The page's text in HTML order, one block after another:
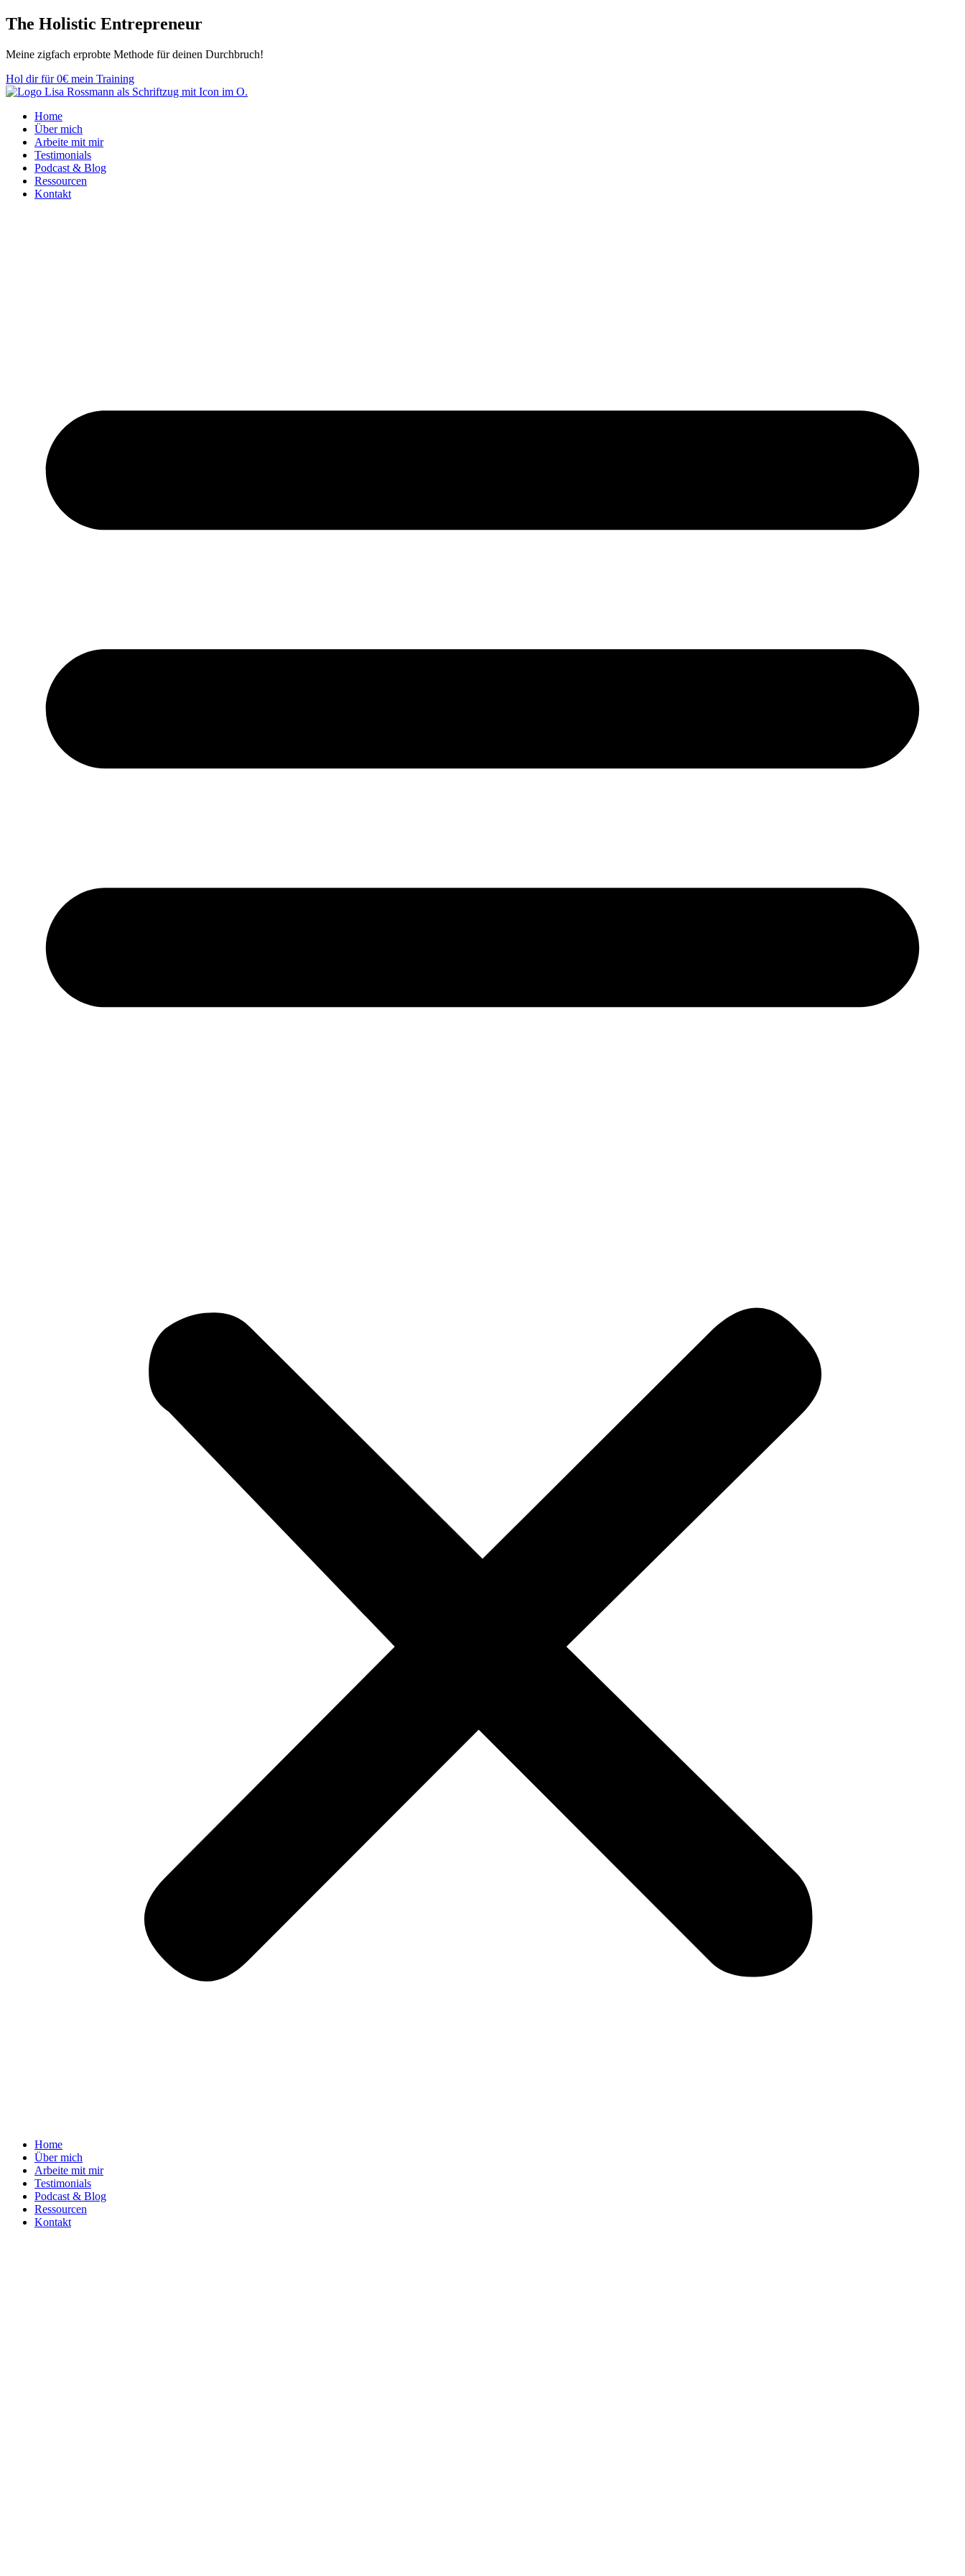
Zum
Inhalt
The Holistic Entrepreneur
Meine zig­fach er­­prob­­te Methode für deinen Durch­bruch!
Hol dir für 0€ mein Training
Home
Über mich
Arbeite mit mir
Testimonials
Podcast & Blog
Ressourcen
Kontakt
Home
Über mich
Arbeite mit mir
Testimonials
Podcast & Blog
Ressourcen
Kontakt